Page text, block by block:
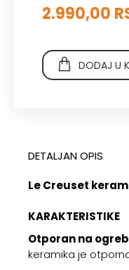
2.990,00
DODAJ U
DETALJAN OPIS
Le Creuset
KARAKTERISTIKE
Otporan na
keramika je